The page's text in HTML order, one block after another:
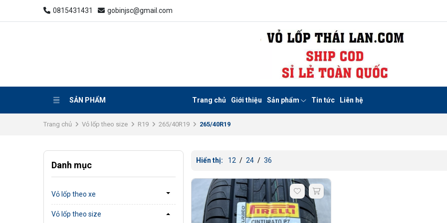
0815431431 gobinjsc@gmail.com
SẢN PHẨM Trang chủ Giới thiệu Sản phẩm Tin tức Liên hệ
Trang chủ Vỏ lốp theo size R19 265/40R19 265/40R19
Danh mục
Vỏ lốp theo xe
Vỏ lốp theo size
Hiển thị: 12 / 24 / 36